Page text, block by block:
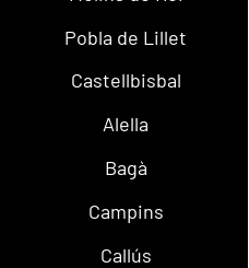
Pobla de Lillet
Castellbisbal
Alella
Bagà
Campins
Callús